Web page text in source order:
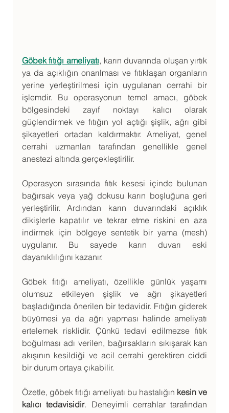
Göbek fıtığı ameliyatı, karın duvarında oluşan yırtık
ya da açıklığın onarılması ve fıtıklaşan organların
yerine yerleştirilmesi için uygulanan cerrahi bir
işlemdir. Bu operasyonun temel amacı, göbek
bölgesindeki zayıf noktayı kalıcı olarak
güçlendirmek ve fıtığın yol açtığı şişlik, ağrı gibi
şikayetleri ortadan kaldırmaktır. Ameliyat, genel
cerrahi uzmanları tarafından genellikle genel
anestezi altında gerçekleştirilir.
Operasyon sırasında fıtık kesesi içinde bulunan
bağırsak veya yağ dokusu karın boşluğuna geri
yerleştirilir. Ardından karın duvarındaki açıklık
dikişlerle kapatılır ve tekrar etme riskini en aza
indirmek için bölgeye sentetik bir yama (mesh)
uygulanır. Bu sayede karın duvarı eski
dayanıklılığını kazanır.
Göbek fıtığı ameliyatı, özellikle günlük yaşamı
olumsuz etkileyen şişlik ve ağrı şikayetleri
başladığında önerilen bir tedavidir. Fıtığın giderek
büyümesi ya da ağrı yapması halinde ameliyatı
ertelemek risklidir. Çünkü tedavi edilmezse fıtık
boğulması adı verilen, bağırsakların sıkışarak kan
akışının kesildiği ve acil cerrahi gerektiren ciddi
bir durum ortaya çıkabilir.
Özetle, göbek fıtığı ameliyatı bu hastalığın kesin ve
kalıcı tedavisidir. Deneyimli cerrahlar tarafından